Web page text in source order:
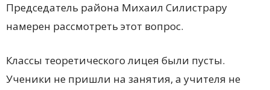
Председатель района Михаил Силистрару
намерен рассмотреть этот вопрос.
Классы теоретического лицея были пусты.
Ученики не пришли на занятия, а учителя не